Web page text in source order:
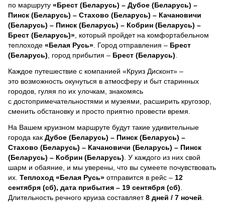
по маршруту «Брест (Беларусь) – Дубое (Беларусь) –
Пинск (Беларусь) – Стахово (Беларусь) – Качановичи
(Беларусь) – Пинск (Беларусь) – Кобрин (Беларусь) –
Брест (Беларусь)» , который пройдет на комфортабельном
теплоходе «Белая Русь» . Город отправления – Брест
(Беларусь) , город прибытия – Брест (Беларусь)
Каждое путешествие с компанией «Круиз Дисконт» –
это возможность окунуться в атмосферу и быт старинных
городов, гуляя по их улочкам, знакомясь
с достопримечательностями и музеями, расширить кругозор,
сменить обстановку и просто приятно провести время.
На Вашем круизном маршруте будут такие удивительные
города как Дубое (Беларусь) – Пинск (Беларусь) –
Стахово (Беларусь) – Качановичи (Беларусь) – Пинск
(Беларусь) – Кобрин (Беларусь) . У каждого из них свой
шарм и обаяние, и мы уверены, что вы сумеете почувствовать
их. Теплоход «Белая Русь» отправится в рейс – 12
сентября (сб), дата прибытия – 19 сентября (сб)
Длительность речного круиза составляет8 дней / 7 ночей